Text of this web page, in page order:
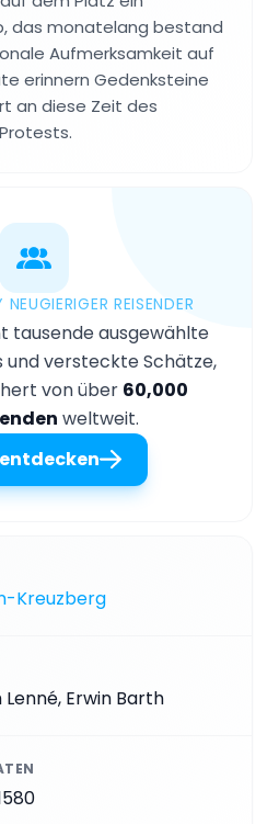
das monatelang bestand
Aufmerksamkeit auf
erinnern Gedenksteine
an diese Zeit des
REISENDER
tausende ausgewählte
und versteckte Schätze,
von über 60,000
weltweit.
Kreuzberg
Erwin Barth